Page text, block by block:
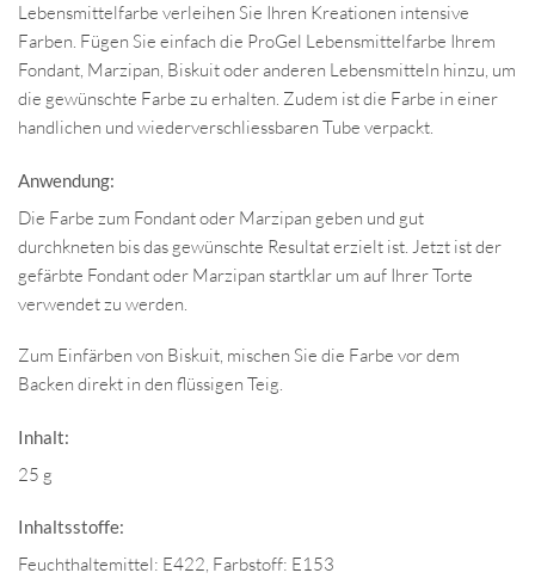
Lebensmittelfarbe verleihen Sie Ihren Kreationen intensive
Farben. Fügen Sie einfach die ProGel Lebensmittelfarbe Ihrem
Fondant, Marzipan, Biskuit oder anderen Lebensmitteln hinzu, um
die gewünschte Farbe zu erhalten. Zudem ist die Farbe in einer
handlichen und wiederverschliessbaren Tube verpackt.
Anwendung:
Die Farbe zum Fondant oder Marzipan geben und gut
durchkneten bis das gewünschte Resultat erzielt ist. Jetzt ist der
gefärbte Fondant oder Marzipan startklar um auf Ihrer Torte
verwendet zu werden.
Zum Einfärben von Biskuit, mischen Sie die Farbe vor dem
Backen direkt in den flüssigen Teig.
Inhalt:
25 g
Inhaltsstoffe:
Feuchthaltemittel: E422, Farbstoff: E153